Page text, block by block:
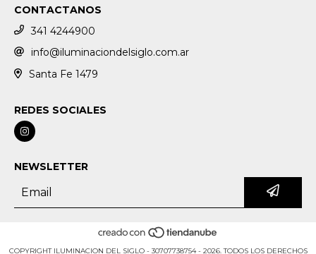
CONTACTANOS
341 4244900
info@iluminaciondelsiglo.com.ar
Santa Fe 1479
REDES SOCIALES
NEWSLETTER
COPYRIGHT ILUMINACION DEL SIGLO - 30707738754 - 2026. TODOS LOS DERECHOS